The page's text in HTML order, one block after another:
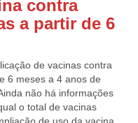
contra
a partir de 6
de vacinas contra
6 meses a 4 anos de
não há informações
o total de vacinas